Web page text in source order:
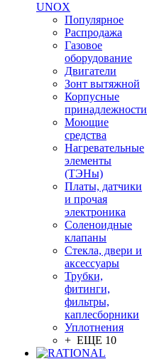
UNOX
Популярное
Распродажа
Газовое
оборудование
Двигатели
Зонт вытяжной
Корпусные
принадлежности
Моющие
средства
Нагревательные
элементы
(ТЭНы)
Платы, датчики
и прочая
электроника
Соленоидные
клапаны
Стекла, двери и
аксессуары
Трубки,
фитинги,
фильтры,
каплесборники
Уплотнения
+ ЕЩЕ 10